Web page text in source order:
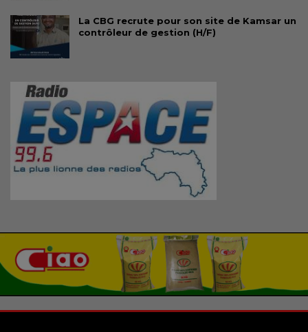
La CBG recrute pour son site de Kamsar un
contrôleur de gestion (H/F)